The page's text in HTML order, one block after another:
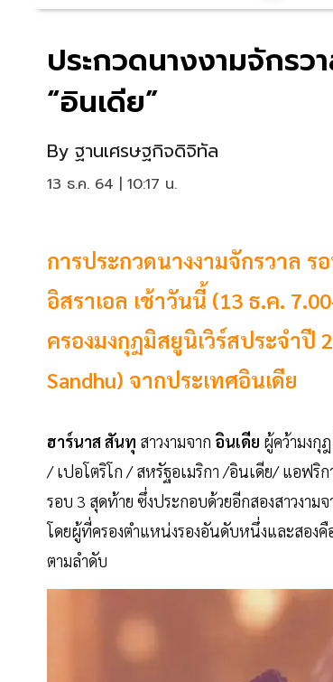
ประกวดนางงามจักร
“อินเดีย”
By ฐานเศรษฐกิจดิจิทัล
13 ธ.ค. 64 | 10:17 น.
การประกวดนางงามจักรวาล ร
อิสราเอล เช้าวันนี้ (13 ธ.ค.
ครองมงกุฎมิสยูนิเวิร์สประจำปี
Sandhu) จากประเทศอินเดีย
ฮาร์นาส สันทุ สาวงามจาก อินเดีย ผู้คว้ามงกุฎ
/ เปอโตริโก / สหรัฐอเมริกา /อินเดีย/ แอฟริ
รอบ 3 สุดท้าย ซึ่งประกอบด้วยอีกสองสาวงาม
โดยผู้ที่ครองตำแหน่งรองอันดับหนึ่งและสองคื
ตามลำดับ